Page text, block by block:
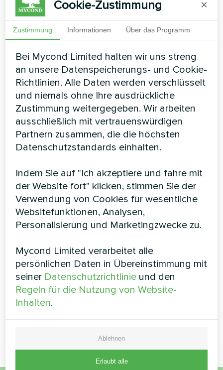
Kommentar
Wer sind Sie?
Einzelne
Installateur
Datenschutzbestimmungen
akzeptieren
Bitte vergewissern Sie sich, dass Sie kein Roboter
sind.
Cookie-Zustimmung ×
Zustimmung Informationen Über das Programm
Bei Mycond Limited halten wir uns streng
an unsere Datenspeicherungs- und Cookie-
Richtlinien. Alle Daten werden verschlüsselt
und niemals ohne Ihre ausdrückliche
Zustimmung weitergegeben. Wir arbeiten
ausschließlich mit vertrauenswürdigen
Partnern zusammen, die die höchsten
Datenschutzstandards einhalten.
Indem Sie auf "Ich akzeptiere und fahre mit
der Website fort" klicken, stimmen Sie der
Verwendung von Cookies für wesentliche
Websitefunktionen, Analysen,
Personalisierung und Marketingzwecke zu.
Mycond Limited verarbeitet alle
persönlichen Daten in Übereinstimmung mit
seiner Datenschutzrichtlinie und den
Regeln für die Nutzung von Website-
Inhalten.
Ablehnen
Erlaubt alle